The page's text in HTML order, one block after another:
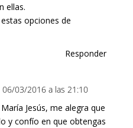
ellas.
opciones de
Responder
06/03/2016 a las 21:10
Jesús, me alegra que
y confío en que obtengas